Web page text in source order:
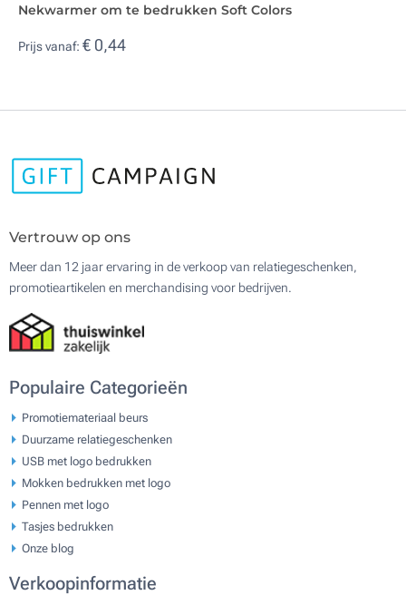
Nekwarmer om te bedrukken Soft Colors
Prijs vanaf: € 0,44
Vertrouw op ons
Meer dan 12 jaar ervaring in de verkoop van relatiegeschenken,
promotieartikelen en merchandising voor bedrijven.
Populaire Categorieën
Promotiemateriaal beurs
Duurzame relatiegeschenken
USB met logo bedrukken
Mokken bedrukken met logo
Pennen met logo
Tasjes bedrukken
Onze blog
Verkoopinformatie